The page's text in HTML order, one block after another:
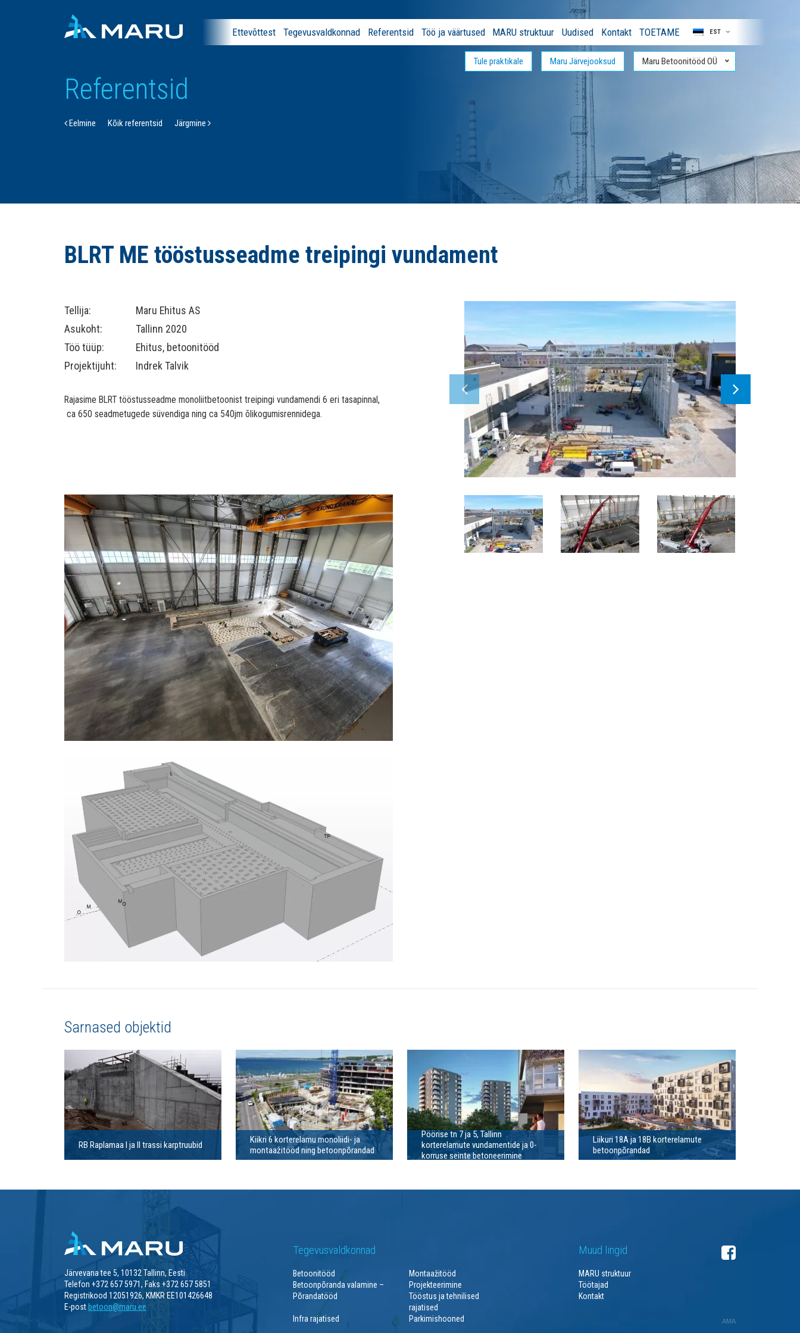
Ettevõttest Tegevusvaldkonnad Referentsid Töö ja väärtused MARU struktuur Uudised Kontakt TOETAME EST
Tule praktikale Maru Järvejooksud Maru Betoonitööd OÜ
Referentsid
Eelmine Kõik referentsid Järgmine
BLRT ME tööstusseadme treipingi vundament
Tellija:
Maru Ehitus AS
Asukoht:
Tallinn 2020
Töö tüüp:
Ehitus, betoonitööd
Projektijuht:
Indrek Talvik
Rajasime BLRT tööstusseadme monoliitbetoonist treipingi vundamendi 6 eri tasapinnal,
ca 650 seadmetugede süvendiga ning ca 540jm õlikogumisrennidega.
Sarnased objektid
RB Raplamaa I ja II trassi karptruubid
Kiikri 6 korterelamu monoliidi- ja
montaažitööd ning betoonpõrandad
Pöörise tn 7 ja 5, Tallinn
korterelamute vundamentide ja 0-
korruse seinte betoneerimine
Liikuri 18A ja 18B korterelamute
betoonpõrandad
Järvevana tee 5, 10132 Tallinn, Eesti
Telefon +372 657 5971, Faks +372 657 5851
Registrikood 12051926, KMKR EE101426648
E-postbetoon@maru.ee
Tegevusvaldkonnad
Betoonitööd
Montaažitööd
Betoonpõranda valamine –
Põrandatööd
Projekteerimine
Tööstus ja tehnilised
rajatised
Infra rajatised
Parkimishooned
Muud lingid
MARU struktuur
Töötajad
Kontakt
AMA